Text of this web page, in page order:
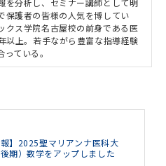
保護者の皆様の人気を博してい
クス学院名古屋校の前身である医
以上。若手ながら豊富な指導経験
ている。
報】2025聖マリアンナ医科大
期）数学をアップしました